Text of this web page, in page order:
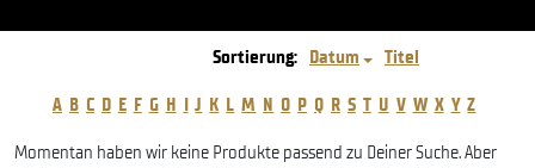
Sortierung: Datum Titel
A B C D E F G H I J K L M N O P Q R S T U V W X Y Z
Momentan haben wir keine Produkte passend zu Deiner Suche. Aber